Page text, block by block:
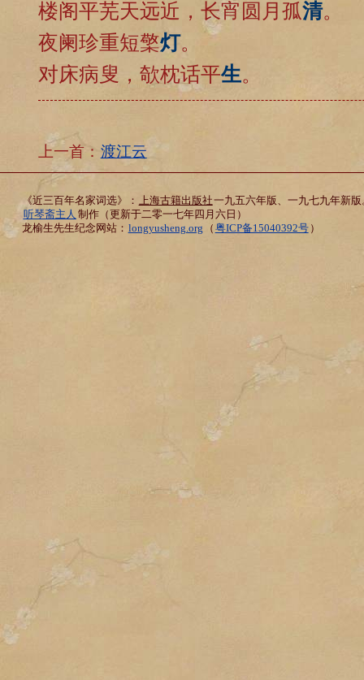
楼阁平芜天远近，长宵圆月孤清。
夜阑珍重短檠灯。
对床病叟，欹枕话平生。
上一首： 渡江云
《近三百年名家词选》： 上海古籍出版社一九五六年版、一九七九年新版
听琴斋主人 制作（更新于二零一七年四月六日）
龙榆生先生纪念网站： longyusheng.org （ 粤ICP备15040392号 ）